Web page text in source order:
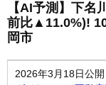
【AI予測】下名
前比▲11.0%)!
岡市
2026年3月18日公